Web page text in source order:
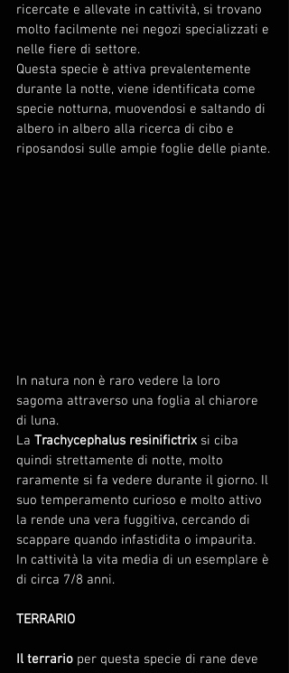
ricercate e allevate in cattività, si trovano
molto facilmente nei negozi specializzati e
nelle fiere di settore.
Questa specie è attiva prevalentemente
durante la notte, viene identificata come
specie notturna, muovendosi e saltando di
albero in albero alla ricerca di cibo e
riposandosi sulle ampie foglie delle piante.
In natura non è raro vedere la loro
sagoma attraverso una foglia al chiarore
di luna.
La Trachycephalus resinifictrix si ciba
quindi strettamente di notte, molto
raramente si fa vedere durante il giorno. Il
suo temperamento curioso e molto attivo
la rende una vera fuggitiva, cercando di
scappare quando infastidita o impaurita.
In cattività la vita media di un esemplare è
di circa 7/8 anni.
TERRARIO
Il terrario per questa specie di rane deve